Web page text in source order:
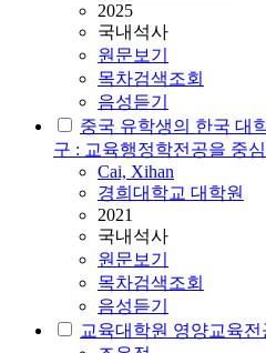
2025
국내석사
원문보기
목차검색조회
음성듣기
중국 유학생의 한국 대
구 : 교육행정학전공을 중
Cai, Xihan
경희대학교 대학원
2021
국내석사
원문보기
목차검색조회
음성듣기
교육대학원 영양교육